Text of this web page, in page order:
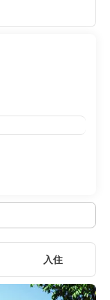
入住